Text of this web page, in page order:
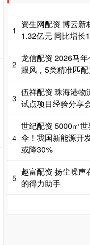
1
资生网配资 博云新
1.32亿元 同比增长
2
龙信配资 2026马
跟风，5类精准匹
3
伍祥配资 珠海港物
试点项目经验分享
4
世纪配资 5000㎡
伞！我国新能源开
或降30%
5
趣富配资 扬尘噪声
的得力助手